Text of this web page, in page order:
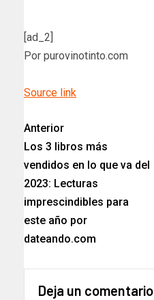
[ad_2]
Por purovinotinto.com
Source link
Anterior
Los 3 libros más
vendidos en lo que va del
2023: Lecturas
imprescindibles para
este año por
dateando.com
Deja un comentario